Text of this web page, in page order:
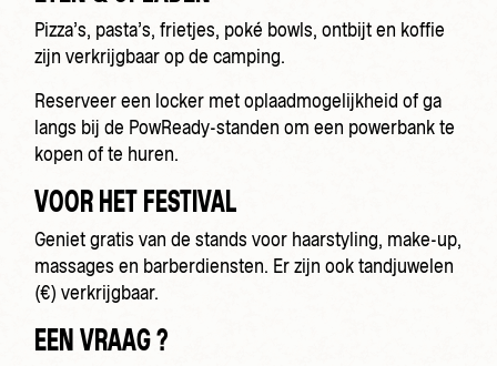
Pizza’s, pasta’s, frietjes, poké bowls, ontbijt en koffie
zijn verkrijgbaar op de camping.
Reserveer een locker met oplaadmogelijkheid of ga
langs bij de PowReady-standen om een powerbank te
kopen of te huren.
VOOR HET FESTIVAL
Geniet gratis van de stands voor haarstyling, make-up,
massages en barberdiensten. Er zijn ook tandjuwelen
(€) verkrijgbaar.
EEN VRAAG ?